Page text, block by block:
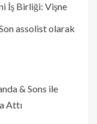
İş Birliği: Vişne
assolist olarak
& Sons ile
Attı